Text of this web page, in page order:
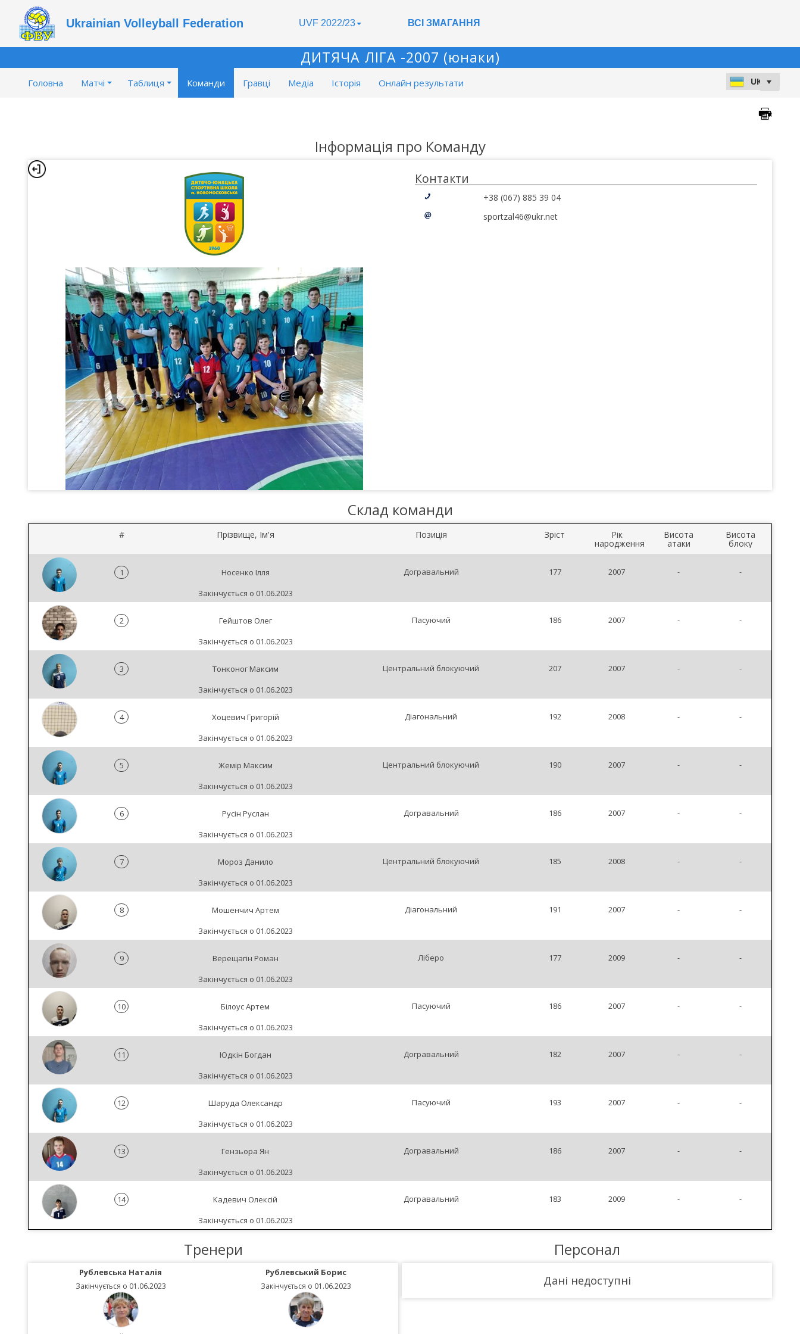
Ukrainian Volleyball Federation UVF 2022/23 ВСІ ЗМАГАННЯ
ДИТЯЧА ЛІГА -2007 (юнаки)
Головна Матчі Таблиця Команди Гравці Медіа Історія Онлайн результати
Інформація про Команду
Контакти
+38 (067) 885 39 04
sportzal46@ukr.net
Склад команди
# Прізвище, Ім'я Позиція Зріст Рік
народження
Висота
атаки
Висота
блоку
1
Носенко Ілля
Закінчується о 01.06.2023
Догравальний 177 2007 - -
2
Гейштов Олег
Закінчується о 01.06.2023
Пасуючий 186 2007 - -
3
Тонконог Максим
Закінчується о 01.06.2023
Центральний блокуючий 207 2007 - -
4
Хоцевич Григорій
Закінчується о 01.06.2023
Діагональний 192 2008 - -
5
Жемір Максим
Закінчується о 01.06.2023
Центральний блокуючий 190 2007 - -
6
Русін Руслан
Закінчується о 01.06.2023
Догравальний 186 2007 - -
7
Мороз Данило
Закінчується о 01.06.2023
Центральний блокуючий 185 2008 - -
8
Мошенчич Артем
Закінчується о 01.06.2023
Діагональний 191 2007 - -
9
Верещагін Роман
Закінчується о 01.06.2023
Ліберо 177 2009 - -
10
Білоус Артем
Закінчується о 01.06.2023
Пасуючий 186 2007 - -
11
Юдкін Богдан
Закінчується о 01.06.2023
Догравальний 182 2007 - -
12
Шаруда Олександр
Закінчується о 01.06.2023
Пасуючий 193 2007 - -
13
Гензьора Ян
Закінчується о 01.06.2023
Догравальний 186 2007 - -
14
Кадевич Олексій
Закінчується о 01.06.2023
Догравальний 183 2009 - -
Тренери
Рублевська Наталія
Закінчується о 01.06.2023
Рублевський Борис
Закінчується о 01.06.2023
Персонал
Дані недоступні